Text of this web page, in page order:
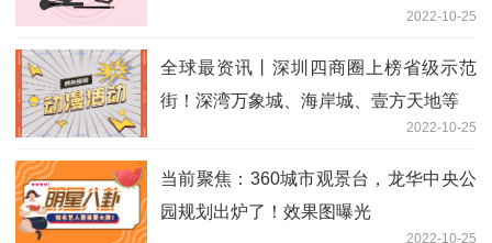
2022-10-25
全球最资讯丨深圳四商圈上榜省级示范
街！深湾万象城、海岸城、壹方天地等
2022-10-25
当前聚焦：360城市观景台，龙华中央公
园规划出炉了！效果图曝光
2022-10-25